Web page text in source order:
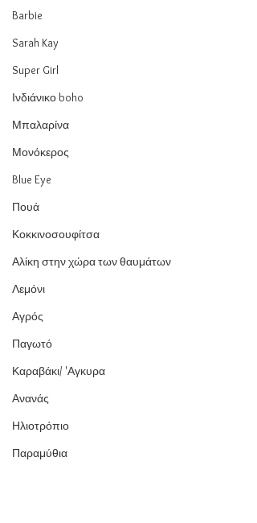
Barbie
Sarah Kay
Super Girl
Ινδιάνικο boho
Μπαλαρίνα
Μονόκερος
Blue Eye
Πουά
Κοκκινοσουφίτσα
Αλίκη στην χώρα των θαυμάτων
Λεμόνι
Αγρός
Παγωτό
Καραβάκι/ 'Αγκυρα
Ανανάς
Ηλιοτρόπιο
Παραμύθια